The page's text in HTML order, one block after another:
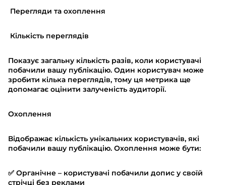
Перегляди та охоплення
Кількість переглядів
Показує загальну кількість разів, коли користувачі
побачили вашу публікацію. Один користувач може
зробити кілька переглядів, тому ця метрика ще
допомагає оцінити залученість аудиторії.
Охоплення
Відображає кількість унікальних користувачів, які
побачили вашу публікацію. Охоплення може бути:
✅ Органічне – користувачі побачили допис у своїй
стрічці без реклами